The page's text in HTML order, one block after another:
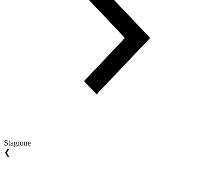
Stagione
❮